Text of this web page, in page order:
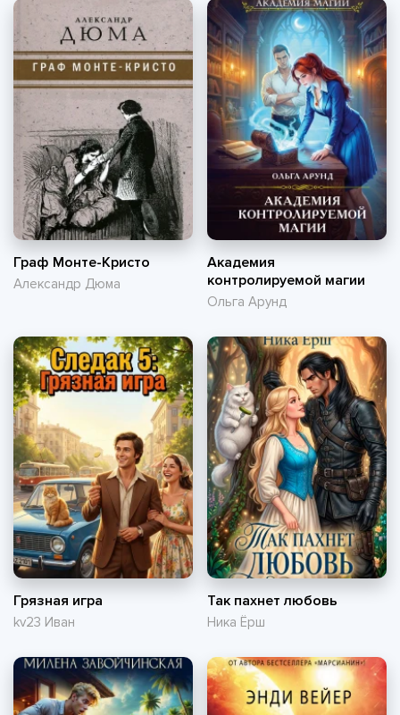
Граф Монте-Кристо
Александр Дюма
Академия
контролируемой магии
Ольга Арунд
Грязная игра
kv23 Иван
Так пахнет любовь
Ника Ёрш